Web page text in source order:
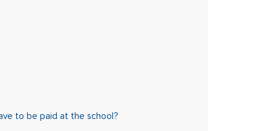
to be paid at the school?